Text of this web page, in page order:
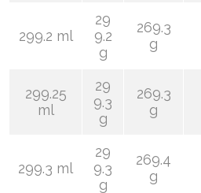
299.2 ml
29
9.2
g
269.3
g
299.25
ml
29
9.3
g
269.3
g
299.3 ml
29
9.3
g
269.4
g